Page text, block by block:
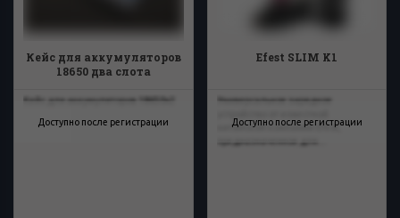
Кейс для аккумуляторов
18650 два слота
Доступно после регистрации
Кейс для аккумуляторов 18650х2
Efest SLIM K1
Доступно после регистрации
Универсальное зарядное
китайской компании Efest,
предназначенное для...